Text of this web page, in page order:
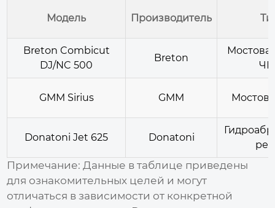
Модель Производитель
Breton Combicut
DJ/NC 500
Breton
GMM Sirius GMM
Donatoni Jet 625 Donatoni
Примечание: Данные в таблице приведены
для ознакомительных целей и могут
отличаться в зависимости от конкретной